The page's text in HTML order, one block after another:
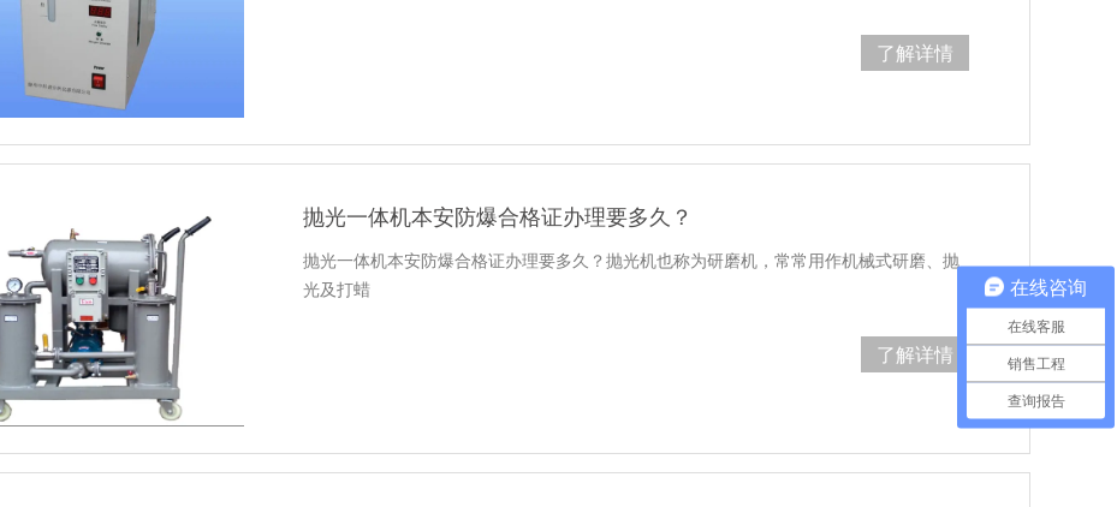
了解详情
抛光一体机本安防爆合格证办理要多久？
抛光一体机本安防爆合格证办理要多久？抛光机也称为研磨机，常常用作机械式研磨、抛
光及打蜡
了解详情
在线咨询
在线客服
销售工程
查询报告